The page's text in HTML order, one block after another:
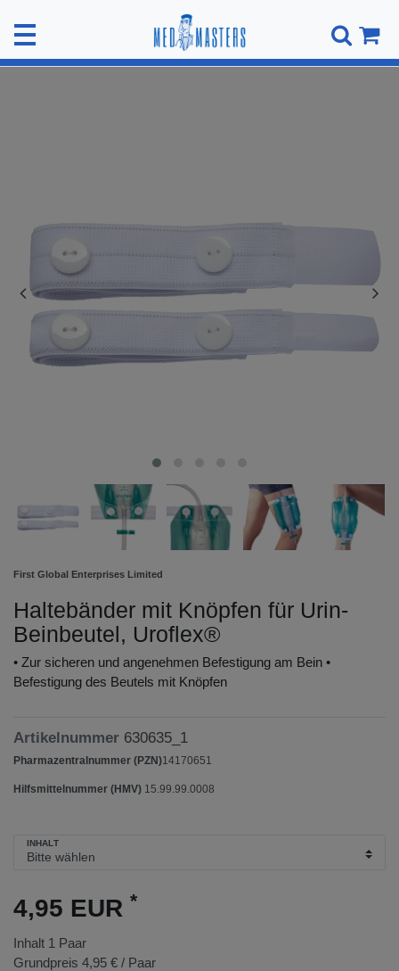
First Global Enterprises Limited
Haltebänder mit Knöpfen für Urin-
Beinbeutel, Uroflex®
• Zur sicheren und angenehmen Befestigung am Bein •
Befestigung des Beutels mit Knöpfen
Artikelnummer 630635_1
Pharmazentralnummer (PZN)14170651
Hilfsmittelnummer (HMV) 15.99.99.0008
INHALT
4,95 EUR *
Inhalt 1 Paar
Grundpreis 4,95 € / Paar